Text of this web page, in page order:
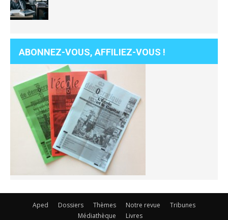
ABONNEZ-VOUS, AFFILIEZ-VOUS !
Aped Dossiers Thèmes Notre revue
Tribunes
Médiathèque
Livres